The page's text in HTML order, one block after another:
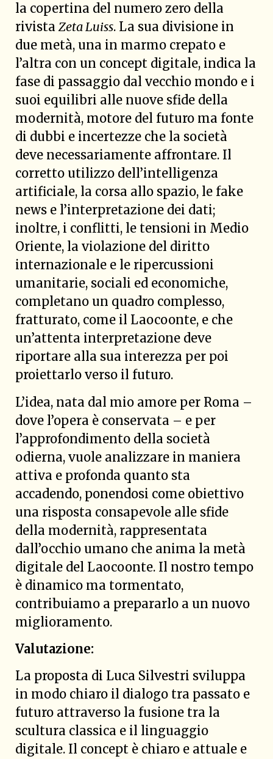
la copertina del numero zero della
rivista Zeta Luiss. La sua divisione in
due metà, una in marmo crepato e
l’altra con un concept digitale, indica la
fase di passaggio dal vecchio mondo e i
suoi equilibri alle nuove sfide della
modernità, motore del futuro ma fonte
di dubbi e incertezze che la società
deve necessariamente affrontare. Il
corretto utilizzo dell’intelligenza
artificiale, la corsa allo spazio, le fake
news e l’interpretazione dei dati;
inoltre, i conflitti, le tensioni in Medio
Oriente, la violazione del diritto
internazionale e le ripercussioni
umanitarie, sociali ed economiche,
completano un quadro complesso,
fratturato, come il Laocoonte, e che
un’attenta interpretazione deve
riportare alla sua interezza per poi
proiettarlo verso il futuro.
L’idea, nata dal mio amore per Roma –
dove l’opera è conservata – e per
l’approfondimento della società
odierna, vuole analizzare in maniera
attiva e profonda quanto sta
accadendo, ponendosi come obiettivo
una risposta consapevole alle sfide
della modernità, rappresentata
dall’occhio umano che anima la metà
digitale del Laocoonte. Il nostro tempo
è dinamico ma tormentato,
contribuiamo a prepararlo a un nuovo
miglioramento.
Valutazione:
La proposta di Luca Silvestri sviluppa
in modo chiaro il dialogo tra passato e
futuro attraverso la fusione tra la
scultura classica e il linguaggio
digitale. Il concept è chiaro e attuale e